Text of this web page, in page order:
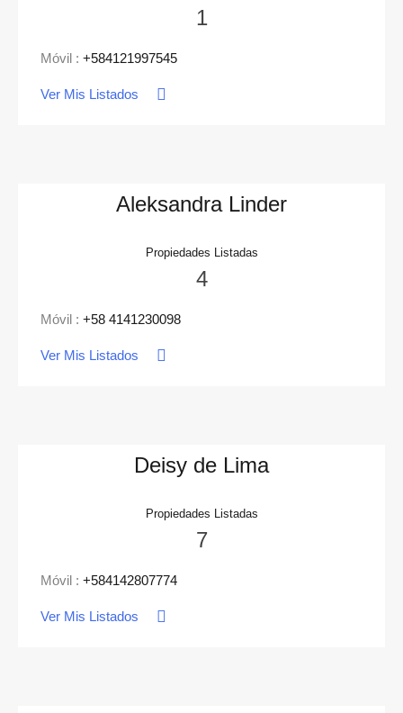
1
Móvil : +584121997545
Ver Mis Listados
Aleksandra Linder
Propiedades Listadas
4
Móvil : +58 4141230098
Ver Mis Listados
Deisy de Lima
Propiedades Listadas
7
Móvil : +584142807774
Ver Mis Listados